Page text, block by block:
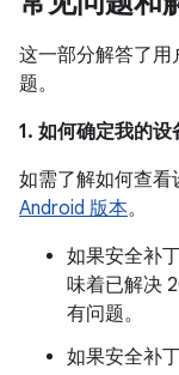
这一部分解答了用
题。
1. 如何确定我的
如需了解如何查看
Android 版本。
如果安全补
味着已解决
有问题。
如果安全补